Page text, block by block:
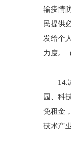
输疫情
民提供
发给个
力度。
14.减
园、科
免租金
技术产